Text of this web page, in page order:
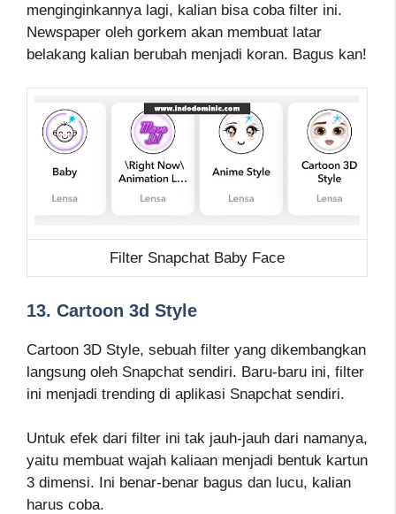
menginginkannya lagi, kalian bisa coba filter ini.
Newspaper oleh gorkem akan membuat latar
belakang kalian berubah menjadi koran. Bagus kan!
Filter Snapchat Baby Face
13. Cartoon 3d Style
Cartoon 3D Style, sebuah filter yang dikembangkan
langsung oleh Snapchat sendiri. Baru-baru ini, filter
ini menjadi trending di aplikasi Snapchat sendiri.
Untuk efek dari filter ini tak jauh-jauh dari namanya,
yaitu membuat wajah kaliaan menjadi bentuk kartun
3 dimensi. Ini benar-benar bagus dan lucu, kalian
harus coba.